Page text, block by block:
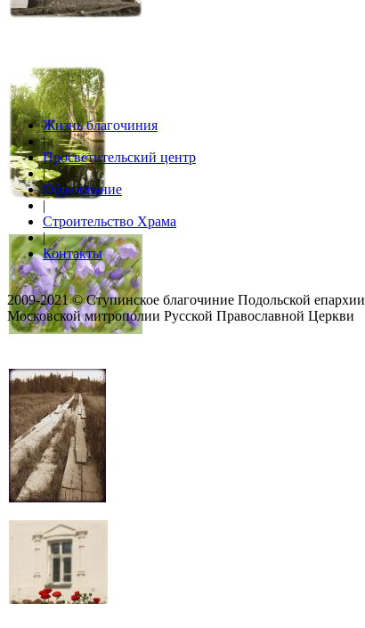
Жизнь благочиния
|
Просветительский центр
|
Образование
|
Строительство Храма
|
Контакты
2009-2021 © Ступинское благочиние Подольской епархии
Московской митрополии Русской Православной Церкви